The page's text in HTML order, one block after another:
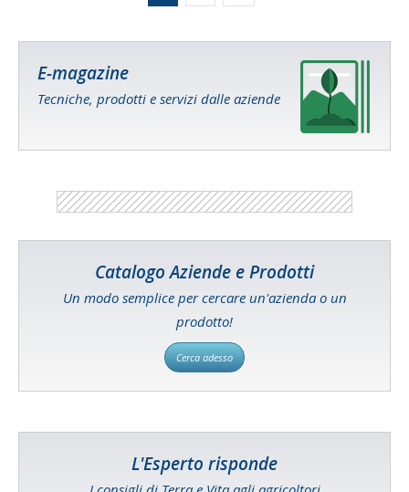
E-magazine
Tecniche, prodotti e servizi dalle aziende
Catalogo Aziende e Prodotti
Un modo semplice per cercare un'azienda o un
prodotto!
Cerca adesso
L'Esperto risponde